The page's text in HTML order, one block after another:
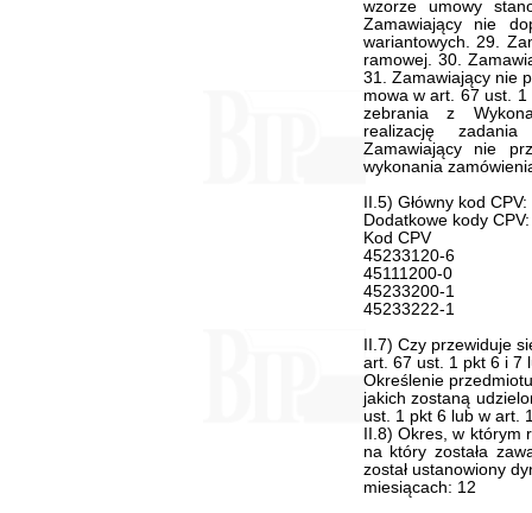
II.5) Główny kod
Dodatkowe kody CPV:
Kod CPV
45233120-6
45111200-0
45233200-1
45233222-1
II.7) Czy przewiduje
art. 67 ust. 1 pkt 6 i 7
Określenie
jakich zostaną
ust. 1 pkt 6 lub w art.
II.8) Okres, w
na który została
został ustanowiony
miesiącach: 12